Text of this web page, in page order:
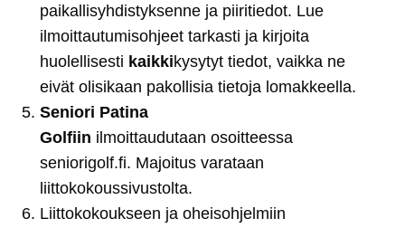
paikallisyhdistyksenne ja piiritiedot. Lue
ilmoittautumisohjeet tarkasti ja kirjoita
huolellisesti kaikkikysytyt tiedot, vaikka ne
eivät olisikaan pakollisia tietoja lomakkeella.
Seniori Patina
Golfiin ilmoittaudutaan osoitteessa
seniorigolf.fi. Majoitus varataan
liittokokoussivustolta.
Liittokokoukseen ja oheisohjelmiin